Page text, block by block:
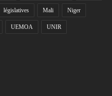
législatives Mali Niger
UEMOA UNIR